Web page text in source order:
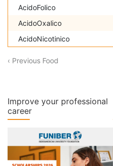
AcidoFolico
AcidoOxalico
AcidoNicotinico
‹ Previous Food
Improve your professional
career